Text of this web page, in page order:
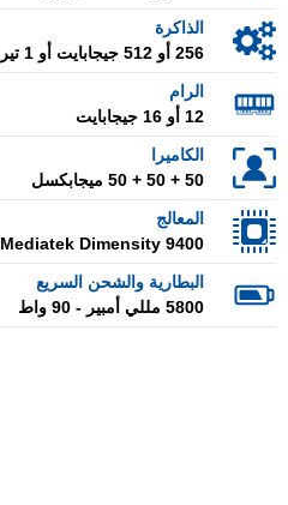
الذاكرة
256 أو 512 جيجابايت أو 1 تيرابايت
الرام
12 أو 16 جيجابايت
الكاميرا
50 + 50 + 50 ميجابكسل
المعالج
Mediatek Dimensity 9400
البطارية والشحن السريع
5800 مللي أمبير - 90 واط